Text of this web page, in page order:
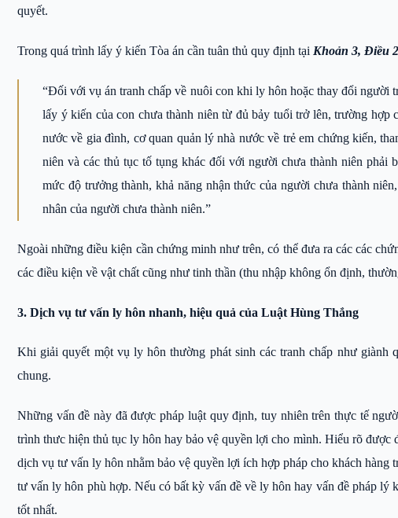
quyết.
Trong quá trình lấy ý kiến Tòa án cần tuân thủ quy định tại Khoản 3, Điều
“Đối với vụ án tranh chấp về nuôi con khi ly hôn hoặc thay đổi người
lấy ý kiến của con chưa thành niên từ đủ bảy tuổi trở lên, trường hợp
nước về gia đình, cơ quan quản lý nhà nước về trẻ em chứng kiến,
niên và các thủ tục tố tụng khác đối với người chưa thành niên phải
mức độ trưởng thành, khả năng nhận thức của người chưa thành
nhân của người chưa thành niên.”
Ngoài những điều kiện cần chứng minh như trên, có thể đưa ra các các
các điều kiện về vật chất cũng như tinh thần (thu nhập không ổn định,
3. Dịch vụ tư vấn ly hôn nhanh, hiệu quả của Luật Hùng Thắng
Khi giải quyết một vụ ly hôn thường phát sinh các tranh chấp như giành
chung.
Những vấn đề này đã được pháp luật quy định, tuy nhiên trên thực tế
trình thưc hiện thủ tục ly hôn hay bảo vệ quyền lợi cho mình. Hiểu rõ được
dịch vụ tư vấn ly hôn nhằm bảo vệ quyền lợi ích hợp pháp cho khách
tư vấn ly hôn phù hợp. Nếu có bất kỳ vấn đề về ly hôn hay vấn đề pháp lý
tốt nhất.